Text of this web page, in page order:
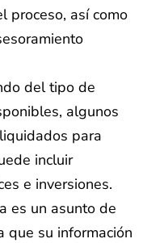
proceso, así como
del tipo de
algunos
para
incluir
e inversiones.
es un asunto de
que su información